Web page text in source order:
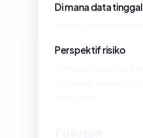
Di mana data tinggal
Perspektif risiko